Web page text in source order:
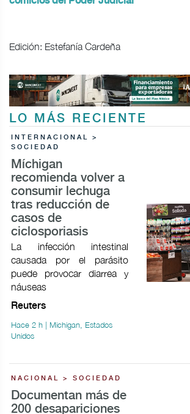
Edición: Estefanía Cardeña
LO MÁS RECIENTE
INTERNACIONAL >
SOCIEDAD
Míchigan
recomienda volver a
consumir lechuga
tras reducción de
casos de
ciclosporiasis
La infección intestinal
causada por el parásito
puede provocar ​diarrea y
náuseas
Reuters
Hace 2 h | Michigan, Estados
Unidos
NACIONAL > SOCIEDAD
Documentan más de
200 desapariciones